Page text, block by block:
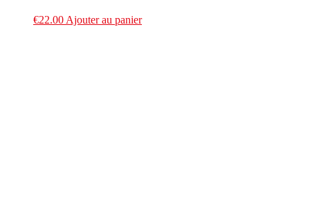
€22.00 Ajouter au panier